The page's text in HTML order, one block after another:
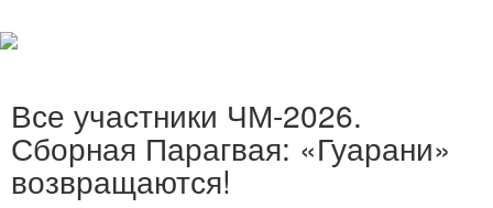
Все участники ЧМ-2026.
Сборная Парагвая: «Гуарани»
возвращаются!